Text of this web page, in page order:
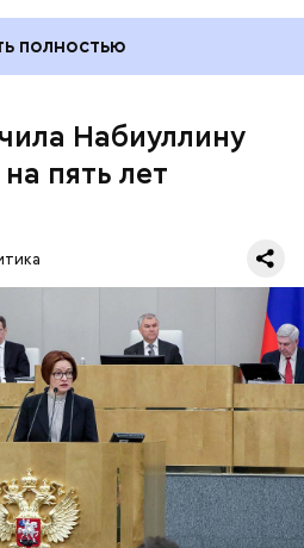
полностью
Набиуллину
пять лет
санкций» Россия живет
этим к решению кадровых
сверхответственно,
думу кандидатуру
назначения на
Центробанка. Спикер ГД
вынести данный вопрос на
палаты парламента
НАБИУЛЛИНА ЦБ РФ